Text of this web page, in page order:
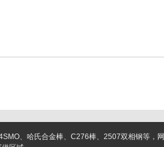
、哈氏合金棒、C276棒、2507双相钢等，